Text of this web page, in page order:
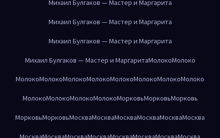
Михаил Булгаков — Мастер и Маргарита
Михаил Булгаков — Мастер и Маргарита
Михаил Булгаков — Мастер и Маргарита
Михаил Булгаков — Мастер и МаргаритаМолокоМолоко
МолокоМолокоМолокоМолокоМолокоМолокоМолокоМолоко
МолокоМолокоМолокоМолокоМорковьМорковьМорковь
МорковьМорковьМоскваМоскваМоскваМоскваМоскваМосква